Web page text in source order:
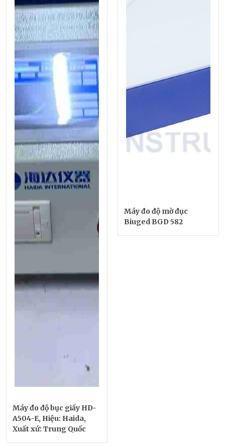
Máy đo độ bục giấy HD-
A504-E, Hiệu: Haida,
Xuất xứ: Trung Quốc
Máy đo độ mờ đục
Biuged BGD 582